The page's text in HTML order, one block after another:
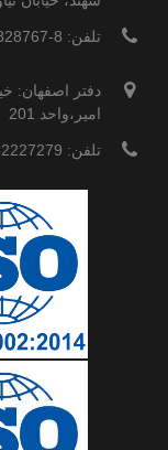
تلفن: 8-33828767 - 041 (98+)
دفتر اصفهان:
امیر،واحد 201
تلفن: 32227279 - 031 (98+)